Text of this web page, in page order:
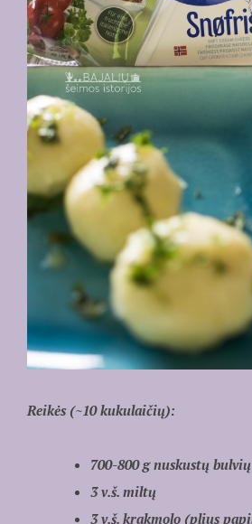
Reikės (~10 kukulaičių):
700-800 g nuskustų bulvių
3 v.š. miltų
3 v.š. krakmolo (plius